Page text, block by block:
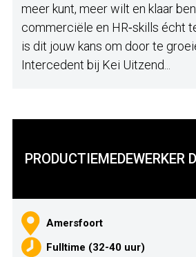
meer kunt, meer wilt en klaar
commerciële en HR‑skills écht
is dit jouw kans om door te
Intercedent bij Kei Uitzend...
PRODUCTIEMEDEWERKER
Amersfoort
Fulltime (32-40 uur)